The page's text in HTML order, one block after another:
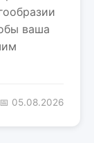
ваша
📅 05.08.2026